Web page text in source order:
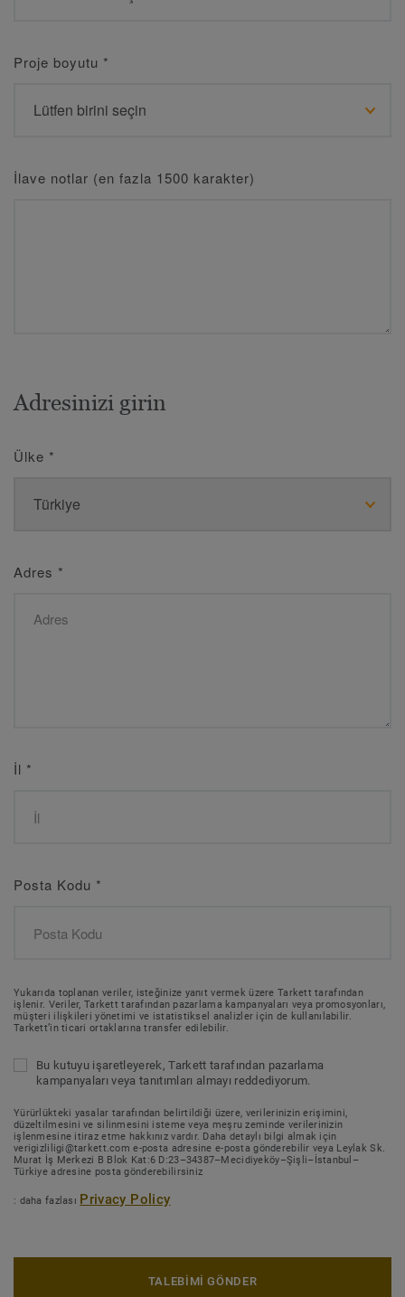
Proje boyutu *
İlave notlar (en fazla 1500 karakter)
Adresinizi girin
Ülke *
Adres *
İl *
Posta Kodu *
Yukarıda toplanan veriler, isteğinize yanıt vermek üzere Tarkett tarafından
işlenir. Veriler, Tarkett tarafından pazarlama kampanyaları veya promosyonları,
müşteri ilişkileri yönetimi ve istatistiksel analizler için de kullanılabilir.
Tarkett’in ticari ortaklarına transfer edilebilir.
Bu kutuyu işaretleyerek, Tarkett tarafından pazarlama
kampanyaları veya tanıtımları almayı reddediyorum.
Yürürlükteki yasalar tarafından belirtildiği üzere, verilerinizin erişimini,
düzeltilmesini ve silinmesini isteme veya meşru zeminde verilerinizin
işlenmesine itiraz etme hakkınız vardır. Daha detaylı bilgi almak için
verigizliligi@tarkett.com e-posta adresine e-posta gönderebilir veya Leylak Sk.
Murat İş Merkezi B Blok Kat:6 D:23–34387–Mecidiyeköy–Şişli–İstanbul–
Türkiye adresine posta gönderebilirsiniz
: daha fazlası Privacy Policy
TALEBİMİ GÖNDER